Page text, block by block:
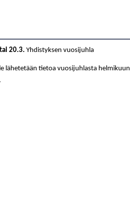
20.3. Yhdistyksen vuosijuhla
lähetetään tietoa vuosijuhlasta helmikuun